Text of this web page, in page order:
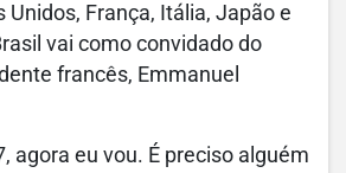
Unidos, França, Itália, Japão e
vai como convidado do
francês, Emmanuel
agora eu vou. É preciso alguém